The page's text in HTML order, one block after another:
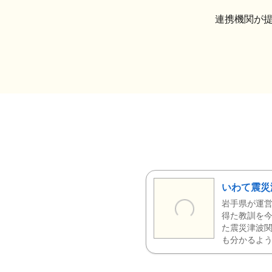
連携機関が
いわて震
岩手県が運
得た教訓を
た震災津波
も分かるよ